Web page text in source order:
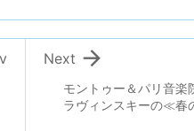
モントゥー＆パリ音楽
ラヴィンスキーの≪春

Next